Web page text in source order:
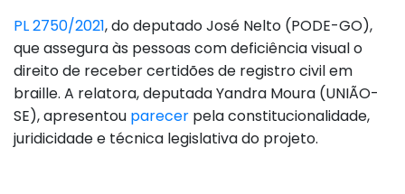
PL 2750/2021, do deputado José Nelto (PODE-GO),
que assegura às pessoas com deficiência visual o
direito de receber certidões de registro civil em
braille. A relatora, deputada Yandra Moura (UNIÃO-
SE), apresentou parecer pela constitucionalidade,
juridicidade e técnica legislativa do projeto.